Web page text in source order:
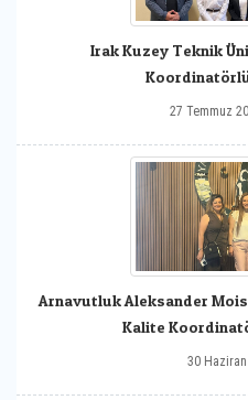
Irak Kuzey Teknik
27 Temmuz
Arnavutluk Aleksander
Kalite
30 Haziran